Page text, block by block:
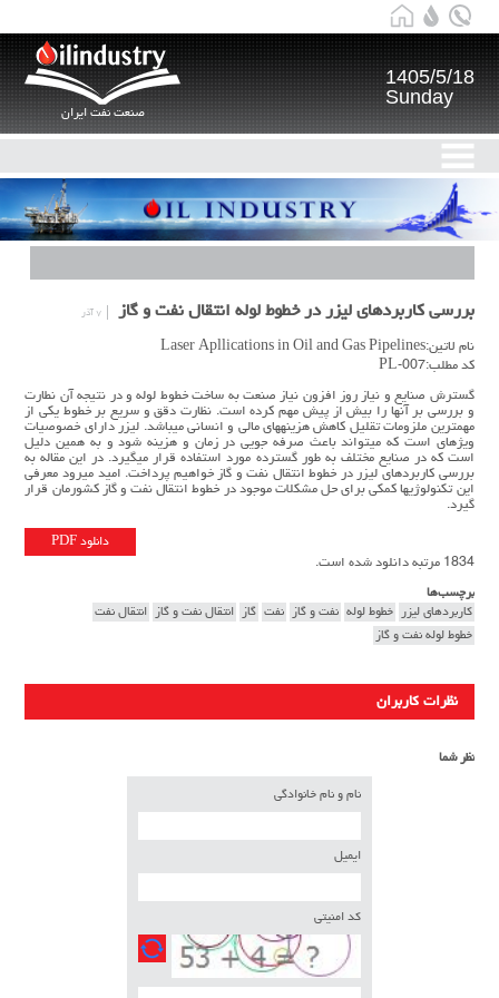
صنعت نفت ایران
1405/5/18
Sunday
بررسي كاربردهاي ليزر در خطوط لوله انتقال نفت و گاز ۷ آذر
نام لاتین:Laser Apllications in Oil and Gas Pipelines
کد مطلب:PL-007
گسترش صنايع و نياز روز افزون نياز صنعت به ساخت خطوط لوله و در نتيجه آن نطارت
و بررسي بر آنها را بيش از پيش مهم كرده است. نظارت دقق و سريع بر خطوط يكي از
مهمترين ملزومات تقليل كاهش هزينههاي مالي و انساني ميباشد. ليزر داراي خصوصيات
ويژهاي است كه ميتواند باعث صرفه جويي در زمان و هزينه شود و به همين دليل
است كه در صنايع مختلف به طور گسترده مورد استفاده قرار ميگيرد. در اين مقاله به
بررسي كاربردهاي ليزر در خطوط انتقال نفت و گاز خواهيم پرداخت. اميد ميرود معرفي
اين تكنولوژيها كمكي براي حل مشكلات موجود در خطوط انتقال نفت و گاز كشورمان قرار
گيرد.
دانلود PDF
1834 مرتبه دانلود شده است.
برچسب‌ها
كاربردهای لیزر
خطوط لوله نفت و گاز نفت گاز انتقال نفت و گاز
انتقال نفت
خطوط لوله نفت و گاز
نظرات کاربران
نظر شما
نام و نام خانوادگی
ایمیل
کد امنیتی